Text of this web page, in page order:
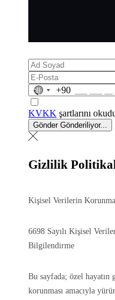
No
selected
+90
KVKK şartlarını
Gönder Gönderiliyor...
Gizlilik
Kişisel Verilerin
6698 Sayılı Kişisel
Bilgilendirme
Bu sayfada; özel
korunması amacıyla